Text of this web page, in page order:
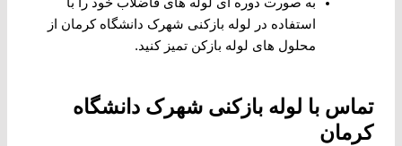
به صورت دوره ای لوله های فاضلاب خود را با
استفاده در لوله بازکنی شهرک دانشگاه کرمان از
محلول های لوله بازکن تمیز کنید.
تماس با لوله بازکنی شهرک دانشگاه
کرمان